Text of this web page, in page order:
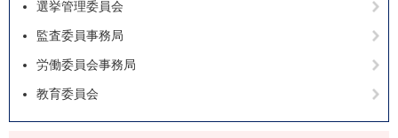
選挙管理委員会
監査委員事務局
労働委員会事務局
教育委員会